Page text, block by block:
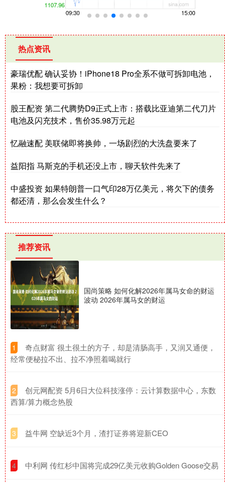
热点资讯
豪瑞优配 确认妥协！iPhone18 Pro全系不做可拆卸电池，
果粉：我想要可拆卸
股王配资 第二代腾势D9正式上市：搭载比亚迪第二代刀片
电池及闪充技术，售价35.98万元起
忆融速配 美联储即将换帅，一场剧烈的大洗盘要来了
益阳指 马斯克的手机还没上市，聊天软件先来了
中盛投资 如果特朗普一口气印28万亿美元，将欠下的债务
都还清，那么会发生什么？
推荐资讯
国尚策略 如何化解2026年属马女命的财运
波动 2026年属马女的财运
1
​奇点财富 很土很土的方子，却是清肠高手，又润又通便，
经常便秘拉不出、拉不净照着喝就行
2
​创元网配资 5月6日大位科技涨停：云计算数据中心，东数
西算/算力概念热股
3 ​益牛网 空缺近3个月，渣打证券将迎新CEO
4 ​中利网 传红杉中国将完成29亿美元收购Golden Goose交易